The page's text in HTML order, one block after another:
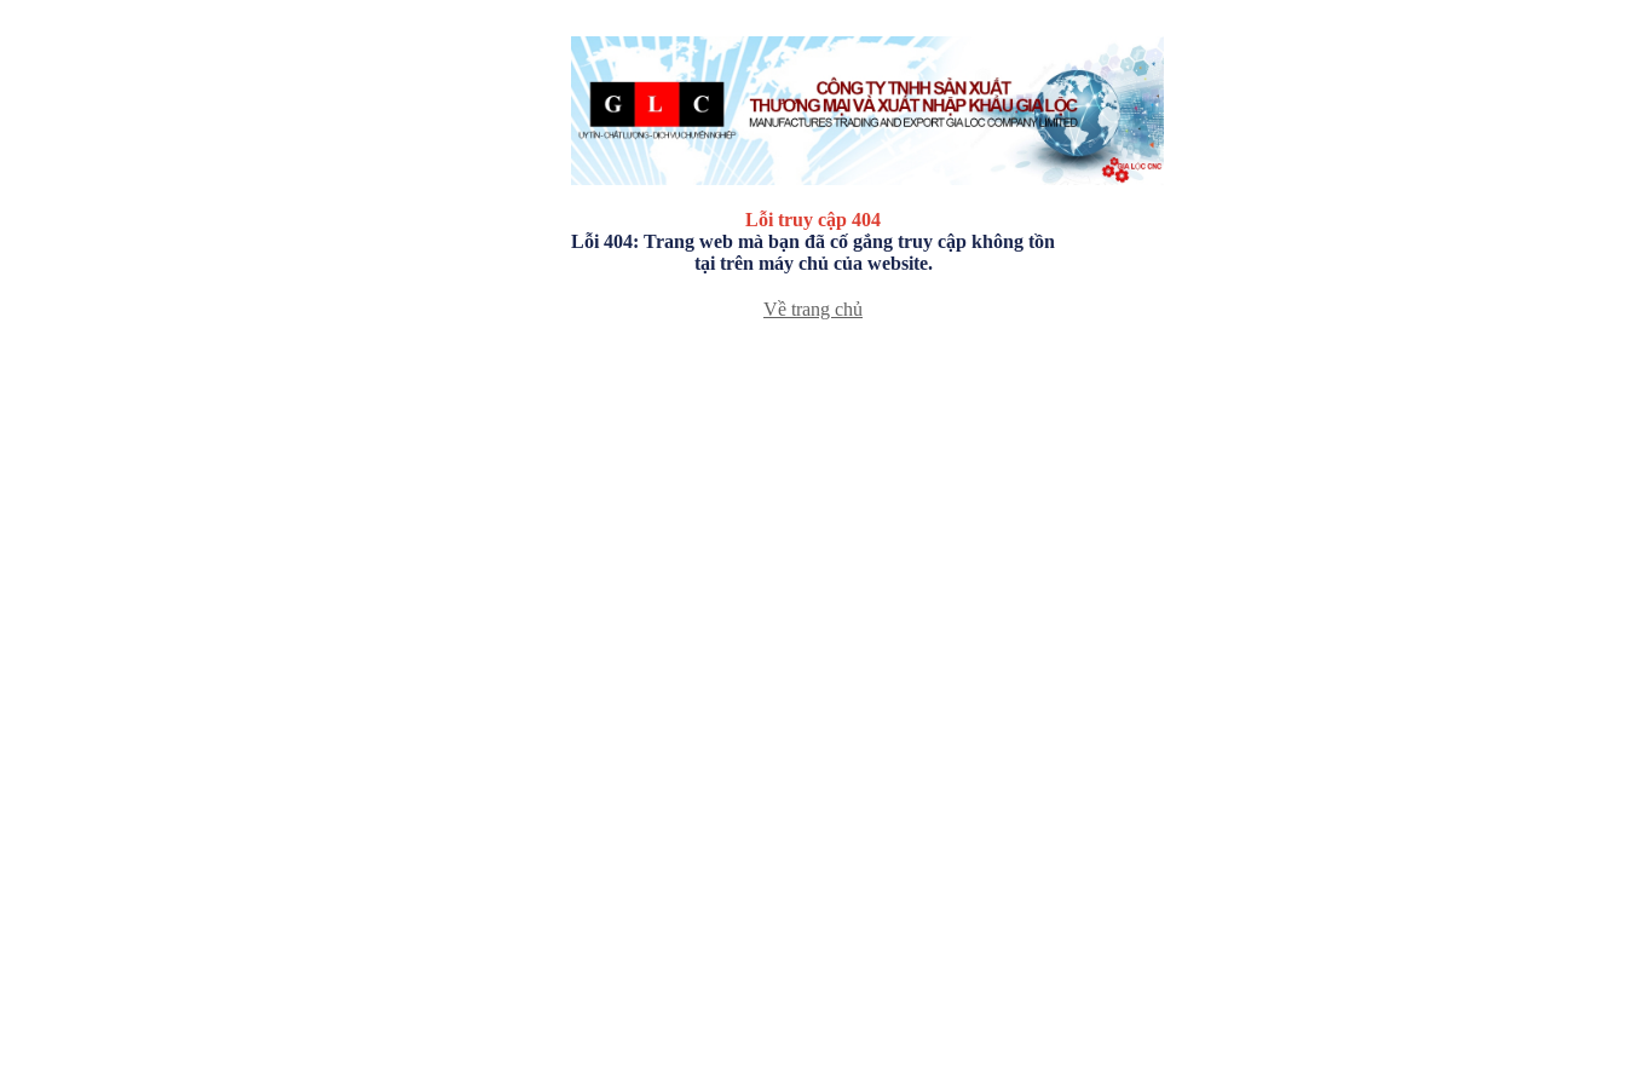
Lỗi truy cập 404
Lỗi 404: Trang web mà bạn đã cố gắng truy cập không tồn
tại trên máy chủ của website.
Về trang chủ